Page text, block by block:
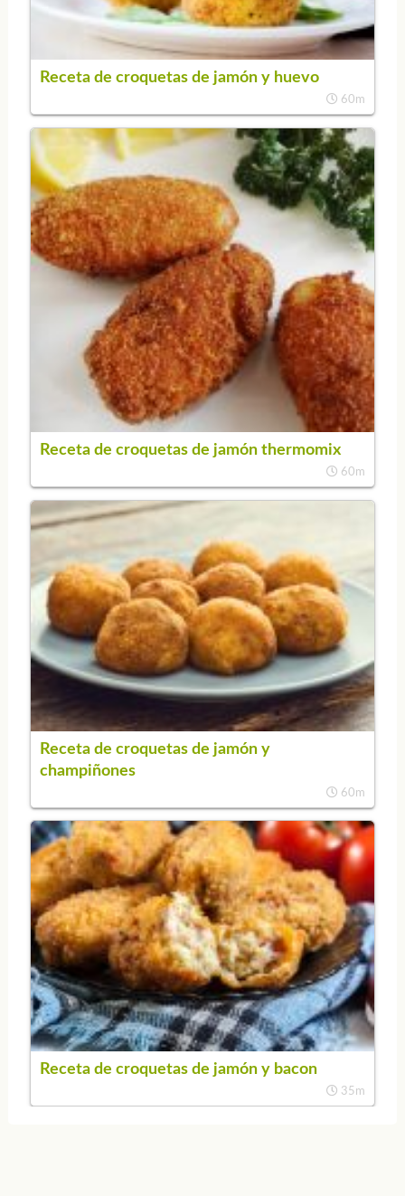
Receta de croquetas de jamón y huevo
60m
Receta de croquetas de jamón thermomix
60m
Receta de croquetas de jamón y
champiñones
60m
Receta de croquetas de jamón y bacon
35m